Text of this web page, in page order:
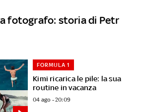
fotografo: storia di Petr
Kimi ricarica le pile: la sua
routine in vacanza
FORMULA 1
04 ago - 20:09